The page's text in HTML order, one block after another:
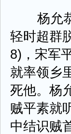
杨允恭
轻时超群
8)，宋军
就率领乡
死他。杨
贼平素就
中结识贼